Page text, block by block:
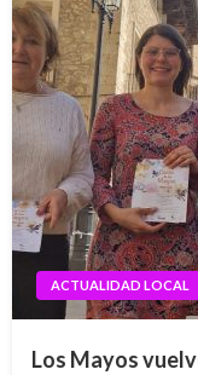
ACTUALIDAD LOCAL
Los Mayos